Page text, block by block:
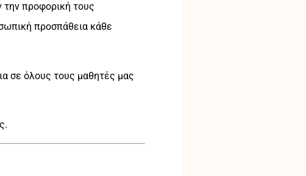
την προφορική τους
προσπάθεια κάθε
σε όλους τους μαθητές μας